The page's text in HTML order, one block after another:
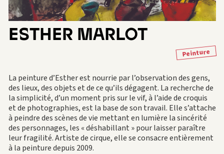
ESTHER MARLOT
Peinture
La peinture d’Esther est nourrie par l’observation des gens,
des lieux, des objets et de ce qu’ils dégagent. La recherche de
la simplicité, d’un moment pris sur le vif, à l’aide de croquis
et de photographies, est la base de son travail. Elle s’attache
à peindre des scènes de vie mettant en lumière la sincérité
des personnages, les « déshabillant » pour laisser paraître
leur fragilité. Artiste de cirque, elle se consacre entièrement
à la peinture depuis 2009.